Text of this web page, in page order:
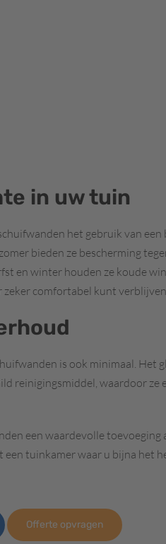
in uw tuin
het gebruik van
bieden ze bescherming
en winter houden ze koude
zeker comfortabel kunt
is ook minimaal. Het
reinigingsmiddel, waardoor ze
een waardevolle toevoeging
een tuinkamer waar u bijna het
Offerte opvragen